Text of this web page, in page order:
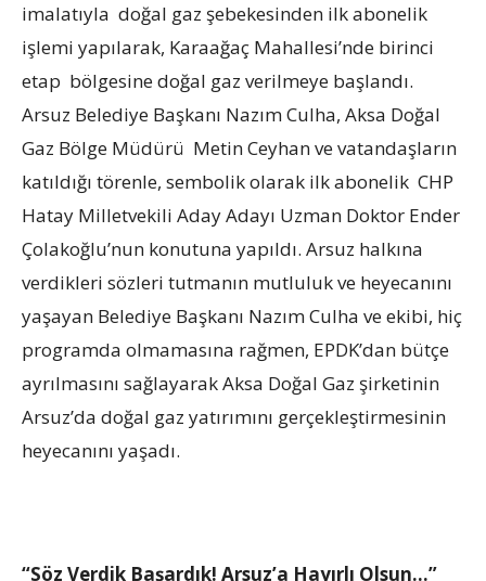
imalatıyla doğal gaz şebekesinden ilk abonelik
işlemi yapılarak, Karaağaç Mahallesi’nde birinci
etap bölgesine doğal gaz verilmeye başlandı.
Arsuz Belediye Başkanı Nazım Culha, Aksa Doğal
Gaz Bölge Müdürü Metin Ceyhan ve vatandaşların
katıldığı törenle, sembolik olarak ilk abonelik CHP
Hatay Milletvekili Aday Adayı Uzman Doktor Ender
Çolakoğlu’nun konutuna yapıldı. Arsuz halkına
verdikleri sözleri tutmanın mutluluk ve heyecanını
yaşayan Belediye Başkanı Nazım Culha ve ekibi, hiç
programda olmamasına rağmen, EPDK’dan bütçe
ayrılmasını sağlayarak Aksa Doğal Gaz şirketinin
Arsuz’da doğal gaz yatırımını gerçekleştirmesinin
heyecanını yaşadı.
“Söz Verdik Başardık! Arsuz’a Hayırlı Olsun…”